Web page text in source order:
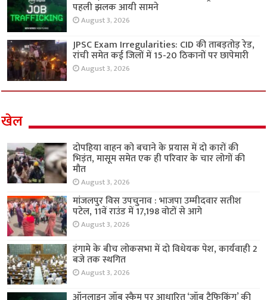
पहली झलक आयी सामने
August 3, 2026
JPSC Exam Irregularities: CID की ताबड़तोड़ रेड,
रांची समेत कई जिलों में 15-20 ठिकानों पर छापेमारी
August 3, 2026
खेल
दोपहिया वाहन को बचाने के प्रयास में दो कारों की
भिड़ंत, मासूम समेत एक ही परिवार के चार लोगों की
मौत
August 3, 2026
मांजलपुर विस उपचुनाव : भाजपा उम्मीदवार सतीश
पटेल, 11वें राउंड में 17,198 वोटों से आगे
August 3, 2026
हंगामे के बीच लोकसभा में दो विधेयक पेश, कार्यवाही 2
बजे तक स्थगित
August 3, 2026